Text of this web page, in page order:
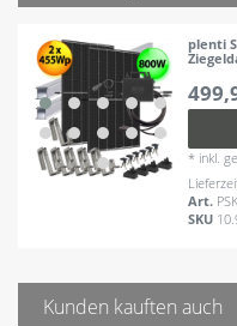
plenti
* inkl.
Art.
SKU
Kunden kauften auch